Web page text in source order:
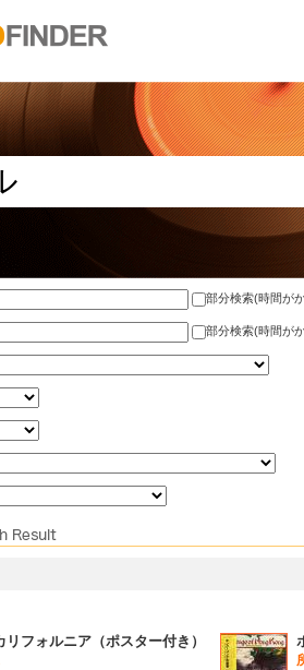
部分検索(時間が
部分検索(時間が
リフォルニア（ポスター付き）